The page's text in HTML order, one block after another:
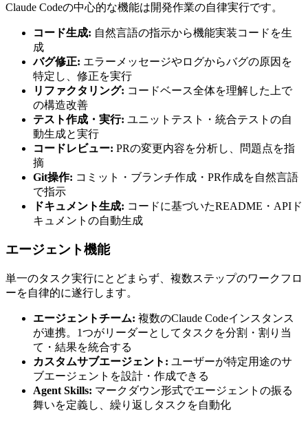
Claude Codeの中心的な機能は開発作業の自律実行です。
コード生成: 自然言語の指示から機能実装コードを生
成
バグ修正: エラーメッセージやログからバグの原因を
特定し、修正を実行
リファクタリング: コードベース全体を理解した上で
の構造改善
テスト作成・実行: ユニットテスト・統合テストの自
動生成と実行
コードレビュー: PRの変更内容を分析し、問題点を指
摘
Git操作: コミット・ブランチ作成・PR作成を自然言語
で指示
ドキュメント生成: コードに基づいたREADME・APIド
キュメントの自動生成
エージェント機能
単一のタスク実行にとどまらず、複数ステップのワークフロ
ーを自律的に遂行します。
エージェントチーム: 複数のClaude Codeインスタンス
が連携。1つがリーダーとしてタスクを分割・割り当
て・結果を統合する
カスタムサブエージェント: ユーザーが特定用途のサ
ブエージェントを設計・作成できる
Agent Skills: マークダウン形式でエージェントの振る
舞いを定義し、繰り返しタスクを自動化